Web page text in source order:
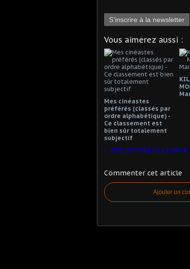
S'inscrire à la newsletter
Vous aimerez aussi :
Mes cinéastes
préférés (classés par
ordre alphabétique) -
Ce classement est
bien sûr totalement
subjectif
2001 ODYSSEE DE
Commenter cet article
Ajouter un